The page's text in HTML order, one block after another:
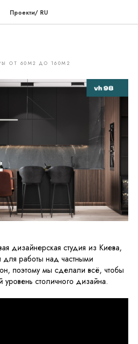
Проекти/ RU
ОТ 60М2 ДО 160М2
дизайнерская студия из Киева,
для работы над частными
поэтому мы сделали всё, чтобы
столичного дизайна.